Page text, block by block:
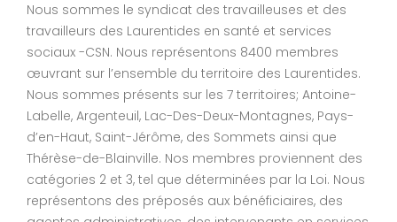
Nous sommes le syndicat des travailleuses et des
travailleurs des Laurentides en santé et services
sociaux -CSN. Nous représentons 8400 membres
œuvrant sur l’ensemble du territoire des Laurentides.
Nous sommes présents sur les 7 territoires; Antoine-
Labelle, Argenteuil, Lac-Des-Deux-Montagnes, Pays-
d’en-Haut, Saint-Jérôme, des Sommets ainsi que
Thérèse-de-Blainville. Nos membres proviennent des
catégories 2 et 3, tel que déterminées par la Loi. Nous
représentons des préposés aux bénéficiaires, des